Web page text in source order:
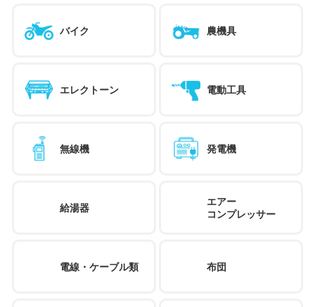
バイク 農機具
エレクトーン 電動工具
無線機 発電機
給湯器
エアー
コンプレッサー
電線・ケーブル類 布団